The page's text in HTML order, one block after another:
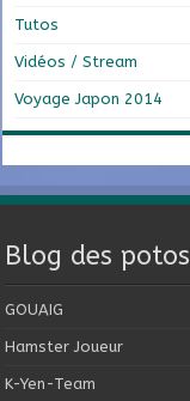
Tutos
Vidéos / Stream
Voyage Japon 2014
Blog des potos
GOUAIG
Hamster Joueur
K-Yen-Team